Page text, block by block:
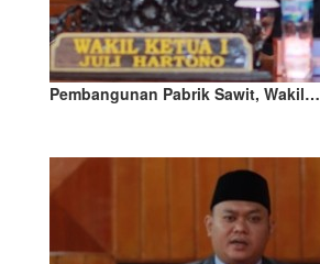
Pembangunan Pabrik Sawit, Wakil…